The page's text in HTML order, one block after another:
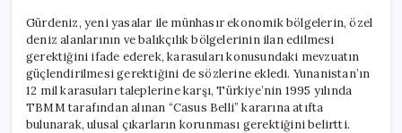
Gürdeniz, yeni yasalar ile münhasır ekonomik bölgelerin, özel
deniz alanlarının ve balıkçılık bölgelerinin ilan edilmesi
gerektiğini ifade ederek, karasuları konusundaki mevzuatın
güçlendirilmesi gerektiğini de sözlerine ekledi. Yunanistan’ın
12 mil karasuları taleplerine karşı, Türkiye’nin 1995 yılında
TBMM tarafından alınan “Casus Belli” kararına atıfta
bulunarak, ulusal çıkarların korunması gerektiğini belirtti.